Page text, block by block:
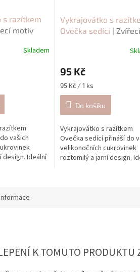
s razítkem
motiv
Skladem
vašich
design. Ideální
Vykrajovátko s
Ovečka sedící | Zvířecí
95 Kč
Měrná
cena:
95 Kč / 1 ks
Do košíku
Vykrajovátko s razítkem
Ovečka sedící přináší do
velikonočních cukrovinek
roztomilý a jarní design.
K TOMUTO PRODUKTU